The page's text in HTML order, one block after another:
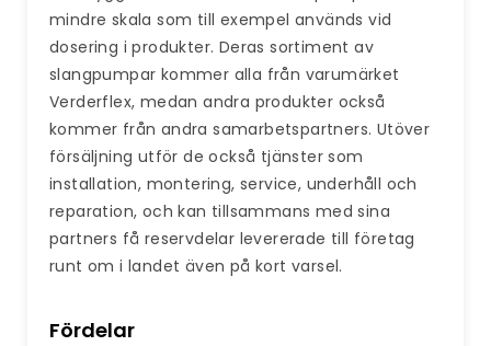
mindre skala som till exempel används vid
dosering i produkter. Deras sortiment av
slangpumpar kommer alla från varumärket
Verderflex, medan andra produkter också
kommer från andra samarbetspartners. Utöver
försäljning utför de också tjänster som
installation, montering, service, underhåll och
reparation, och kan tillsammans med sina
partners få reservdelar levererade till företag
runt om i landet även på kort varsel.
Fördelar